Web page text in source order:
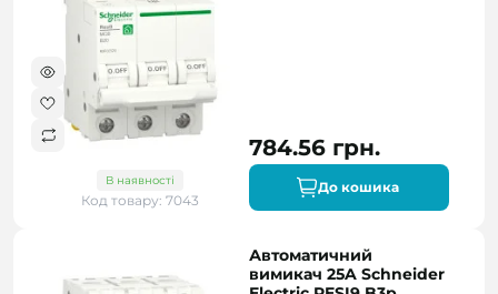
В наявності
Код товару: 7043
784.56 грн.
До кошика
Автоматичний
вимикач 25A Schneider